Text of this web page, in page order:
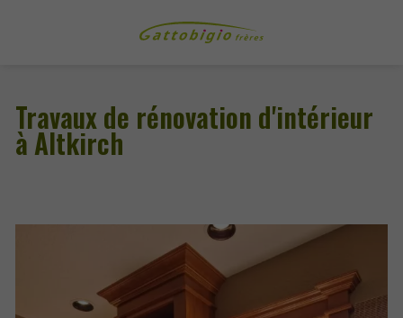
Travaux de rénovation d'intérieur
à Altkirch